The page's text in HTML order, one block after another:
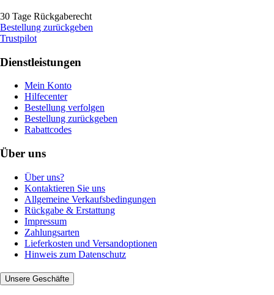
30 Tage Rückgaberecht
Bestellung zurückgeben
Trustpilot
Dienstleistungen
Mein Konto
Hilfecenter
Bestellung verfolgen
Bestellung zurückgeben
Rabattcodes
Über uns
Über uns?
Kontaktieren Sie uns
Allgemeine Verkaufsbedingungen
Rückgabe & Erstattung
Impressum
Zahlungsarten
Lieferkosten und Versandoptionen
Hinweis zum Datenschutz
Unsere Geschäfte